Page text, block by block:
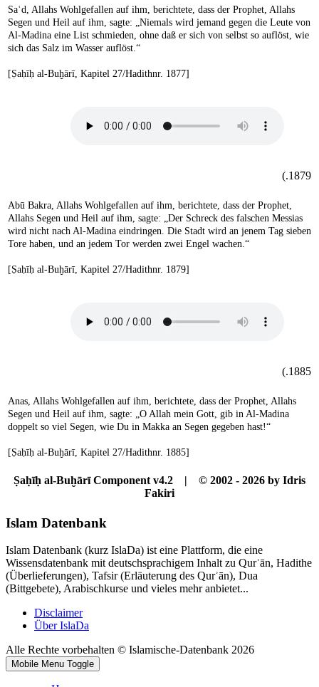
Saʿd, Allahs Wohlgefallen auf ihm, berichtete, dass der Prophet, Allahs
Segen und Heil auf ihm, sagte: „Niemals wird jemand gegen die Leute von
Al-Madina eine List schmieden, ohne daß er sich von selbst so auflöst, wie
sich das Salz im Wasser auflöst.“
[Ṣaḥīḥ al-Buḫārī, Kapitel 27/Hadithnr. 1877]
1879.)
Abū Bakra, Allahs Wohlgefallen auf ihm, berichtete, dass der Prophet,
Allahs Segen und Heil auf ihm, sagte: „Der Schreck des falschen Messias
wird nicht nach Al-Madina eindringen. Die Stadt wird an jenem Tag sieben
Tore haben, und an jedem Tor werden zwei Engel wachen.“
[Ṣaḥīḥ al-Buḫārī, Kapitel 27/Hadithnr. 1879]
1885.)
Anas, Allahs Wohlgefallen auf ihm, berichtete, dass der Prophet, Allahs
Segen und Heil auf ihm, sagte: „O Allah mein Gott, gib in Al-Madina
doppelt so viel Segen, wie Du in Makka an Segen gegeben hast!“
[Ṣaḥīḥ al-Buḫārī, Kapitel 27/Hadithnr. 1885]
Ṣaḥīḥ al-Buḫārī Component v4.2 | © 2002 - 2026 by Idris
Fakiri
Islam Datenbank
Islam Datenbank (kurz IslaDa) ist eine Plattform, die eine
Wissensdatenbank mit deutschsprachigem Inhalt zu Qurʾān, Hadithe
(Überlieferungen), Tafsir (Erläuterung des Qurʾān), Dua
(Bittgebete), Arabischkurse und vieles mehr anbietet...
Disclaimer
Über IslaDa
Alle Rechte vorbehalten © Islamische-Datenbank 2026
Mobile Menu Toggle